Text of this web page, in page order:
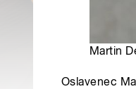
Martin
Oslavenec